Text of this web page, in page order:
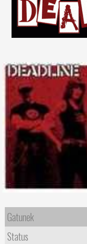
Gatunek
Status